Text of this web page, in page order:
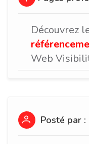
Découvrez
Web
Posté par :